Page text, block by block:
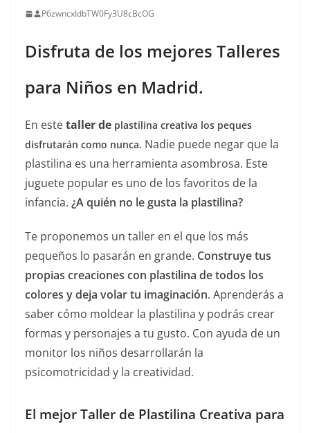
P6zwncxIdbTW0Fy3U8cBcOG
Disfruta de los mejores Talleres
para Niños en Madrid.
En estetaller de plastilina creativa los peques
disfrutarán como nunca. Nadie puede negar que la
plastilina es una herramienta asombrosa. Este
juguete popular es uno de los favoritos de la
infancia. ¿A quién no le gusta la plastilina?
Te proponemos un taller en el que los más
pequeños lo pasarán en grande. Construye tus
propias creaciones con plastilina de todos los
colores y deja volar tu imaginación. Aprenderás a
saber cómo moldear la plastilina y podrás crear
formas y personajes a tu gusto. Con ayuda de un
monitor los niños desarrollarán la
psicomotricidad y la creatividad.
El mejor Taller de Plastilina Creativa para